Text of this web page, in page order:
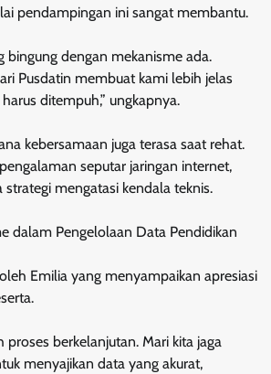
pendampingan ini sangat membantu.
bingung dengan mekanisme ada.
Pusdatin membuat kami lebih jelas
ditempuh,” ungkapnya.
kebersamaan juga terasa saat rehat.
seputar jaringan internet,
strategi mengatasi kendala teknis.
dalam Pengelolaan Data Pendidikan
Emilia yang menyampaikan apresiasi
proses berkelanjutan. Mari kita jaga
menyajikan data yang akurat,